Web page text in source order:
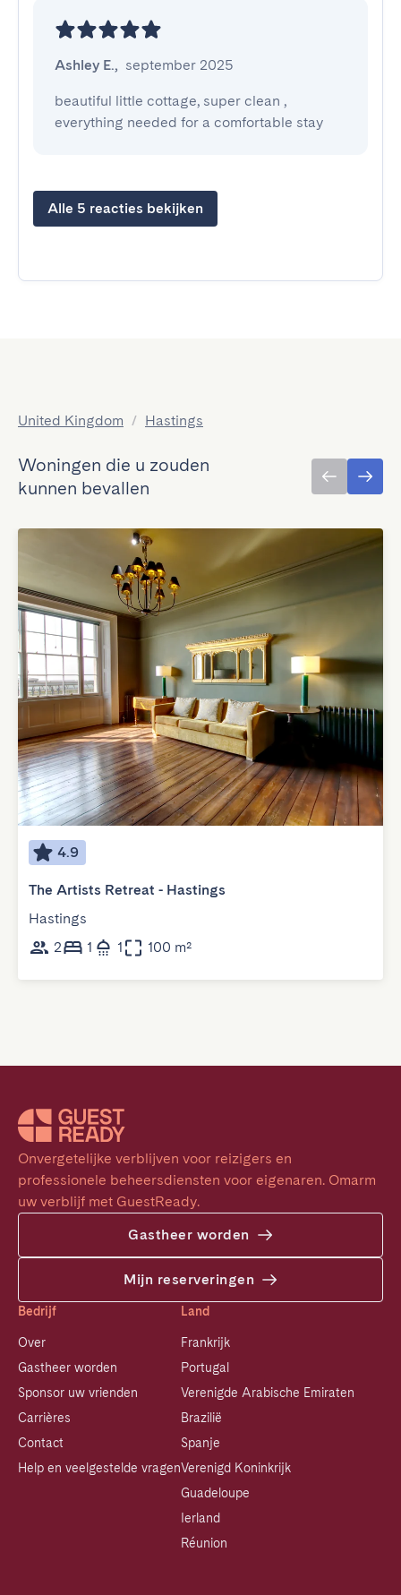
Ashley E., september 2025
beautiful little cottage, super clean ,
everything needed for a comfortable stay
Alle 5 reacties bekijken
United Kingdom / Hastings
Woningen die u zouden
kunnen bevallen
4.9
The Artists Retreat - Hastings
Hastings
2
1 1 100 m²
Onvergetelijke verblijven voor reizigers en
professionele beheersdiensten voor eigenaren. Omarm
uw verblijf met GuestReady.
Gastheer worden
Mijn reserveringen
Bedrijf
Over
Gastheer worden
Sponsor uw vrienden
Carrières
Contact
Help en veelgestelde vragen
Land
Frankrijk
Portugal
Verenigde Arabische Emiraten
Brazilië
Spanje
Verenigd Koninkrijk
Guadeloupe
Ierland
Réunion